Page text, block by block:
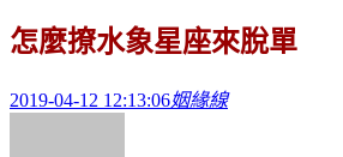
怎麼撩水象星座來脫單
2019-04-12 12:13:06姻緣線